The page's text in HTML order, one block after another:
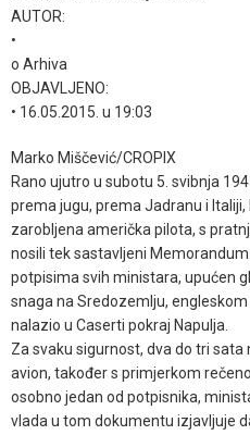
AUTOR:
•
o Arhiva
OBJAVLJENO:
• 16.05.2015. u 19:03
Marko Miščević/CROPIX
Rano ujutro u subotu 5. svibnja
prema jugu, prema Jadranu i
zarobljena američka pilota, s
nosili tek sastavljeni
potpisima svih ministara, upućen
snaga na Sredozemlju,
nalazio u Caserti pokraj Napulja.
Za svaku sigurnost, dva do tri sata
avion, također s primjerkom
osobno jedan od potpisnika,
vlada u tom dokumentu izjavljuje